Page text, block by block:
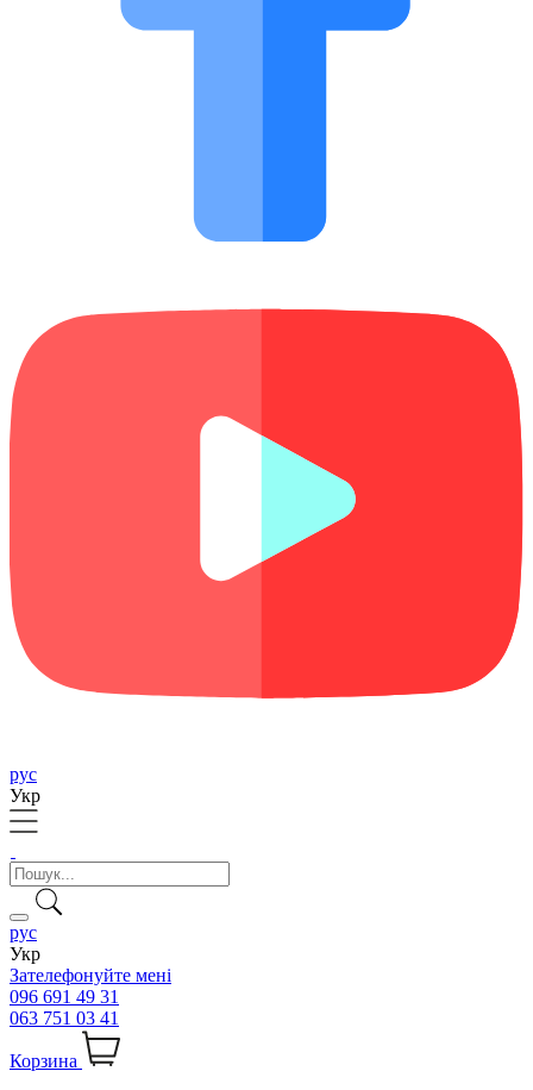
рус
Укр
рус
Укр
Зателефонуйте мені
096 691 49 31
063 751 03 41
Корзина